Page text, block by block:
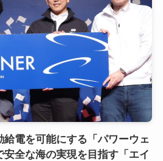
給電を可能にする「パワーウェ
全な海の実現を目指す「エイ